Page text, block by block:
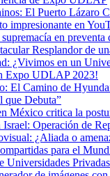
El Puerto Lázaro
impresionante en
en
Resplandor de
¿Vivimos en un
Expo UDLAP 2023!
El Camino de
que Debuta”
México critica la
Operación de
¿Aliada o
para el
Universidades